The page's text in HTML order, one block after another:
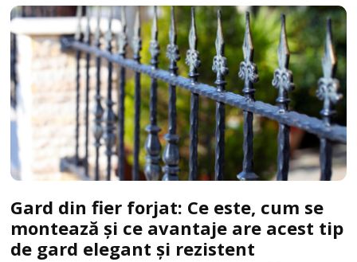
Gard din fier forjat: Ce este, cum se
montează și ce avantaje are acest tip
de gard elegant și rezistent